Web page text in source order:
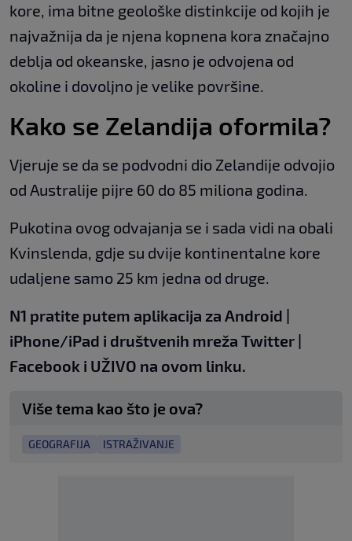
kore, ima bitne geološke distinkcije od kojih je
najvažnija da je njena kopnena kora značajno
deblja od okeanske, jasno je odvojena od
okoline i dovoljno je velike površine.
Kako se Zelandija oformila?
Vjeruje se da se podvodni dio Zelandije odvojio
od Australije pijre 60 do 85 miliona godina.
Pukotina ovog odvajanja se i sada vidi na obali
Kvinslenda, gdje su dvije kontinentalne kore
udaljene samo 25 km jedna od druge.
N1 pratite putem aplikacija za Android |
iPhone/iPad i društvenih mreža Twitter |
Facebook i UŽIVO na ovom linku.
Više tema kao što je ova?
GEOGRAFIJA ISTRAŽIVANJE